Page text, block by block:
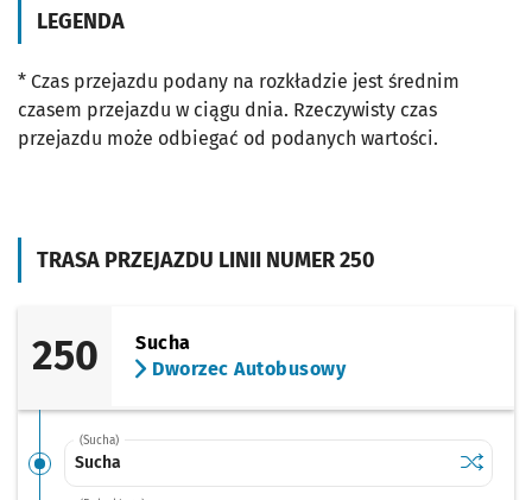
TRASA PRZEJAZDU LINII NUMER 250
250
Sucha
Dworzec Autobusowy
(Sucha)
Sucha Sprawdź
Sucha
LEGENDA
* Czas przejazdu podany na rozkładzie jest średnim
czasem przejazdu w ciągu dnia. Rzeczywisty czas
przejazdu może odbiegać od podanych wartości.